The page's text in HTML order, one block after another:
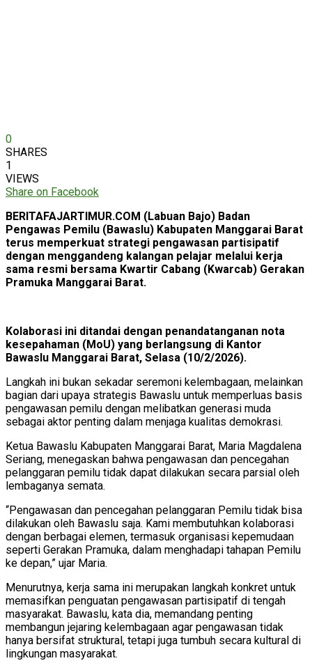
0
SHARES
1
VIEWS
Share on Facebook
BERITAFAJARTIMUR.COM (Labuan Bajo) Badan
Pengawas Pemilu (Bawaslu) Kabupaten Manggarai Barat
terus memperkuat strategi pengawasan partisipatif
dengan menggandeng kalangan pelajar melalui kerja
sama resmi bersama Kwartir Cabang (Kwarcab) Gerakan
Pramuka Manggarai Barat.
Kolaborasi ini ditandai dengan penandatanganan nota
kesepahaman (MoU) yang berlangsung di Kantor
Bawaslu Manggarai Barat, Selasa (10/2/2026).
Langkah ini bukan sekadar seremoni kelembagaan, melainkan
bagian dari upaya strategis Bawaslu untuk memperluas basis
pengawasan pemilu dengan melibatkan generasi muda
sebagai aktor penting dalam menjaga kualitas demokrasi.
Ketua Bawaslu Kabupaten Manggarai Barat, Maria Magdalena
Seriang, menegaskan bahwa pengawasan dan pencegahan
pelanggaran pemilu tidak dapat dilakukan secara parsial oleh
lembaganya semata.
“Pengawasan dan pencegahan pelanggaran Pemilu tidak bisa
dilakukan oleh Bawaslu saja. Kami membutuhkan kolaborasi
dengan berbagai elemen, termasuk organisasi kepemudaan
seperti Gerakan Pramuka, dalam menghadapi tahapan Pemilu
ke depan,” ujar Maria.
Menurutnya, kerja sama ini merupakan langkah konkret untuk
memasifkan penguatan pengawasan partisipatif di tengah
masyarakat. Bawaslu, kata dia, memandang penting
membangun jejaring kelembagaan agar pengawasan tidak
hanya bersifat struktural, tetapi juga tumbuh secara kultural di
lingkungan masyarakat.